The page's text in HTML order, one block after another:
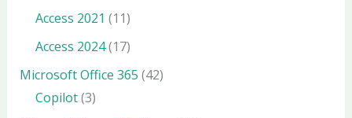
Access 2021 (11)
Access 2024(17)
Microsoft Office 365 (42)
Copilot(3)